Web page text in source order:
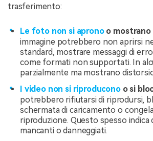
trasferimento:
Le foto non si apronoo mostrano
immagine potrebbero non aprirsi
standard, mostrare messaggi di
come formati non supportati. In
parzialmente ma mostrano
I video non si riproduconoo si
potrebbero rifiutarsi di riprodursi,
schermata di caricamento o
riproduzione. Questo spesso indica
mancanti o danneggiati.